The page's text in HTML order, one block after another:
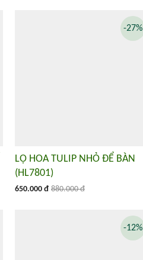
LỌ HOA TULIP NHỎ ĐỂ BÀN
(HL7801)
650.000 đ 880.000 đ
-27%
-12%